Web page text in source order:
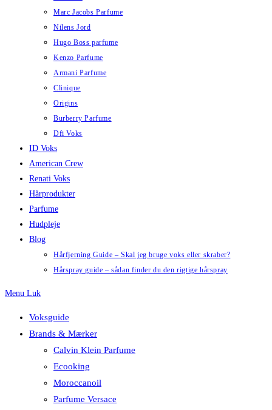
Marc Jacobs Parfume
Nilens Jord
Hugo Boss parfume
Kenzo Parfume
Armani Parfume
Clinique
Origins
Burberry Parfume
Dfi Voks
ID Voks
American Crew
Renati Voks
Hårprodukter
Parfume
Hudpleje
Blog
Hårfjerning Guide – Skal jeg bruge voks eller skraber?
Hårspray guide – sådan finder du den rigtige hårspray
Menu Luk
Voksguide
Brands & Mærker
Calvin Klein Parfume
Ecooking
Moroccanoil
Parfume Versace